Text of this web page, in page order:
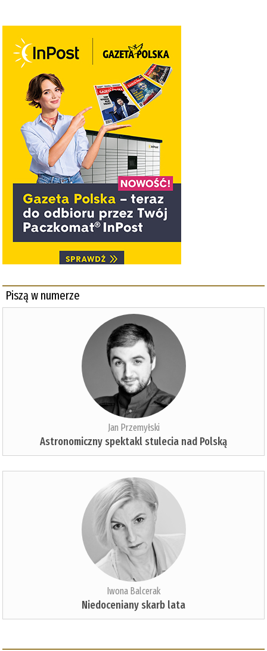
Piszą w numerze
Jan Przemyłski
Astronomiczny spektakl stulecia nad Polską
Iwona Balcerak
Niedoceniany skarb lata